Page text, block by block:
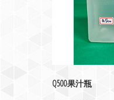
Q500果汁瓶